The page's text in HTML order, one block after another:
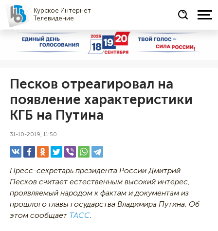
Курское Интернет
Телевидение
СОЦРЕКЛАМА
Песков отреагировал на
появление характеристики
КГБ на Путина
31-10-2019, 11:50
Пресс-секретарь президента России Дмитрий
Песков считает естественным высокий интерес,
проявляемый народом к фактам и документам из
прошлого главы государства Владимира Путина. Об
этом сообщает ТАСС